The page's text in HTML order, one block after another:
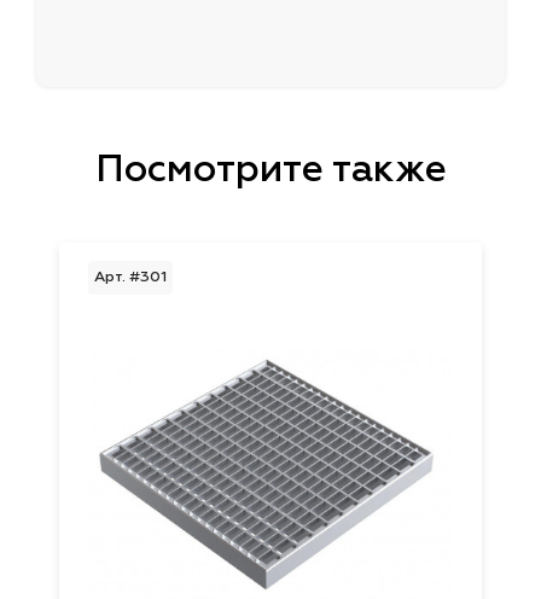
Посмотрите также
Арт. #301